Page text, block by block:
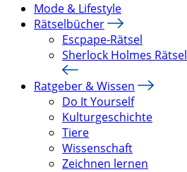
Mode & Lifestyle
Rätselbücher
Escpape-Rätsel
Sherlock Holmes Rätsel
Ratgeber & Wissen
Do It Yourself
Kulturgeschichte
Tiere
Wissenschaft
Zeichnen lernen